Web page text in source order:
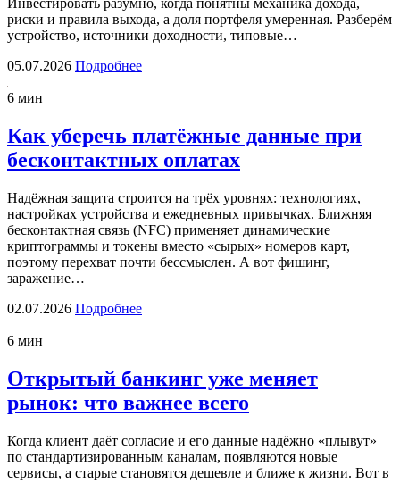
риски и правила выхода, а доля портфеля умеренная. Разберём
устройство, источники доходности, типовые…
05.07.2026 Подробнее
6 мин
Как уберечь платёжные данные при
бесконтактных оплатах
Надёжная защита строится на трёх уровнях: технологиях,
настройках устройства и ежедневных привычках. Ближняя
бесконтактная связь (NFC) применяет динамические
криптограммы и токены вместо «сырых» номеров карт,
поэтому перехват почти бессмыслен. А вот фишинг,
заражение…
02.07.2026 Подробнее
6 мин
Открытый банкинг уже меняет
рынок: что важнее всего
Когда клиент даёт согласие и его данные надёжно «плывут»
по стандартизированным каналам, появляются новые
сервисы, а старые становятся дешевле и ближе к жизни. Вот в